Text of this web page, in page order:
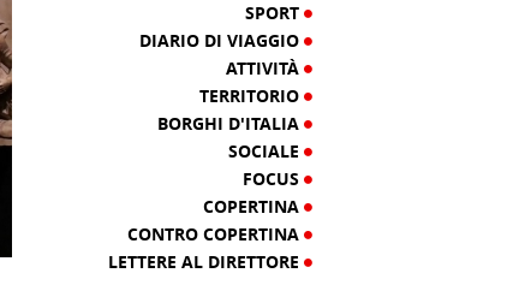
SPORT
DIARIO DI VIAGGIO
ATTIVITÀ
TERRITORIO
BORGHI D'ITALIA
SOCIALE
FOCUS
COPERTINA
CONTRO COPERTINA
LETTERE AL DIRETTORE